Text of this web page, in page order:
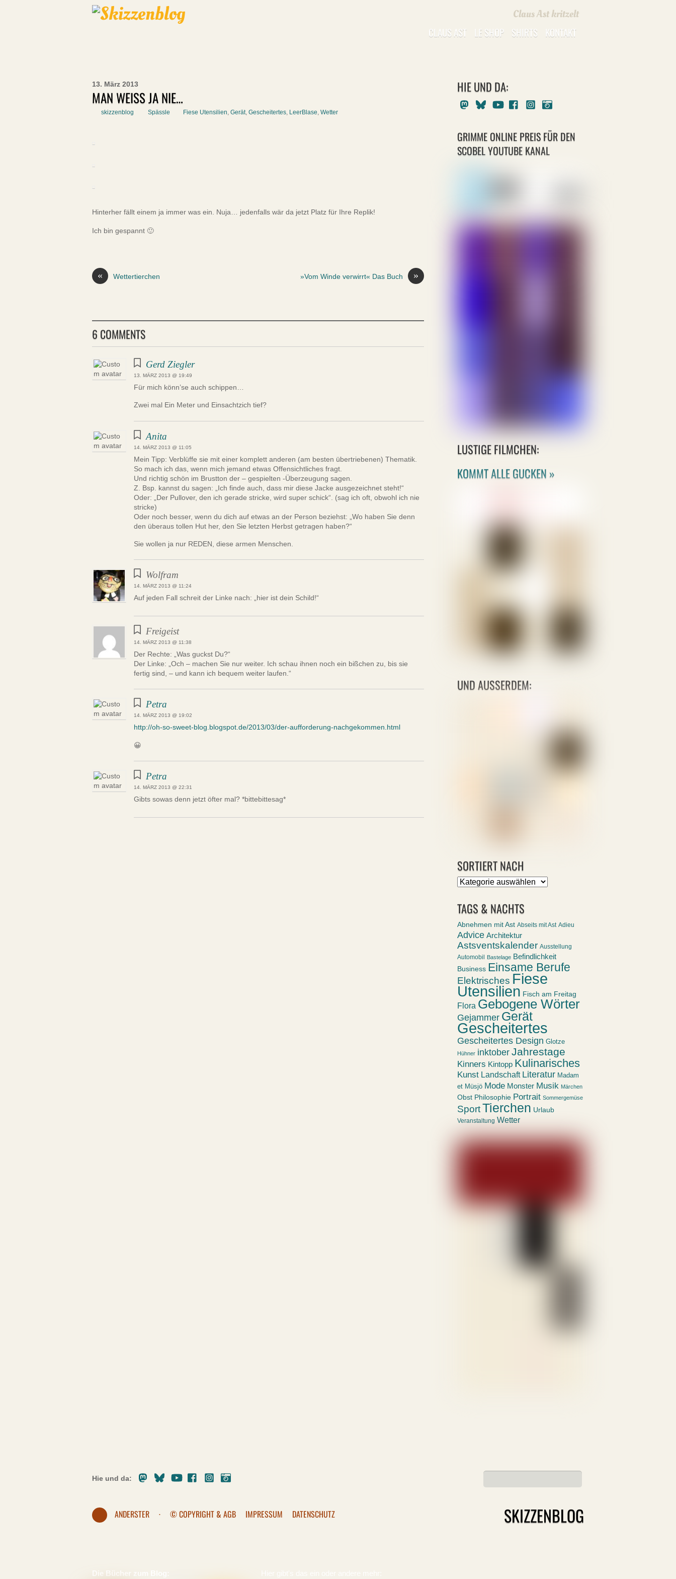
Claus Ast kritzelt
CLAUS AST LE SHOP SHIRTS KONTAKT
13. März 2013
MAN WEISS JA NIE…
skizzenblog Spässle Fiese Utensilien, Gerät, Gescheitertes, LeerBlase, Wetter
Hinterher fällt einem ja immer was ein. Nuja… jedenfalls wär da jetzt Platz für Ihre Replik!
Ich bin gespannt 🙂
« Wettertierchen »
»Vom Winde verwirrt« Das Buch
6 COMMENTS
Gerd Ziegler
13. MÄRZ 2013 @ 19:49
Für mich könn’se auch schippen…
Zwei mal Ein Meter und Einsachtzich tief?
Anita
14. MÄRZ 2013 @ 11:05
Mein Tipp: Verblüffe sie mit einer komplett anderen (am besten übertriebenen) Thematik.
So mach ich das, wenn mich jemand etwas Offensichtliches fragt.
Und richtig schön im Brustton der – gespielten -Überzeugung sagen.
Z. Bsp. kannst du sagen: „Ich finde auch, dass mir diese Jacke ausgezeichnet steht!“
Oder: „Der Pullover, den ich gerade stricke, wird super schick“. (sag ich oft, obwohl ich nie
stricke)
Oder noch besser, wenn du dich auf etwas an der Person beziehst: „Wo haben Sie denn
den überaus tollen Hut her, den Sie letzten Herbst getragen haben?“
Sie wollen ja nur REDEN, diese armen Menschen.
Wolfram
14. MÄRZ 2013 @ 11:24
Auf jeden Fall schreit der Linke nach: „hier ist dein Schild!“
Freigeist
14. MÄRZ 2013 @ 11:38
Der Rechte: „Was guckst Du?“
Der Linke: „Och – machen Sie nur weiter. Ich schau ihnen noch ein bißchen zu, bis sie
fertig sind, – und kann ich bequem weiter laufen.“
Petra
14. MÄRZ 2013 @ 19:02
http://oh-so-sweet-blog.blogspot.de/2013/03/der-aufforderung-nachgekommen.html
😀
Petra
14. MÄRZ 2013 @ 22:31
Gibts sowas denn jetzt öfter mal? *bittebittesag*
HIE UND DA:
MastodonBlueskyYoutubeFacebookInstagram
GRIMME ONLINE PREIS FÜR DEN
SCOBEL YOUTUBE KANAL
LUSTIGE FILMCHEN:
KOMMT ALLE GUCKEN »
UND AUSSERDEM:
SORTIERT NACH
Sortiert
TAGS & NACHTS
Abnehmen mit Ast Abseits mit Ast Adieu
Advice Architektur
Astsventskalender Ausstellung
Automobil Bastelage Befindlichkeit
Business Einsame Berufe
Elektrisches Fiese
Utensilien Fisch am Freitag
Flora Gebogene Wörter
Gejammer Gerät
Gescheitertes
Gescheitertes Design Glotze
Hühner inktober Jahrestage
Kinners Kintopp Kulinarisches
Kunst Landschaft Literatur Madam
et Müsjö Mode Monster Musik Märchen
Obst Philosophie Portrait Sommergemüse
SportTierchen Urlaub
Veranstaltung Wetter
Hie und da:
MastodonBlueskyYoutubeFacebookInstagram
ANDERSTER · © COPYRIGHT & AGB IMPRESSUM DATENSCHUTZ SKIZZENBLOG
Die Bücher zum Blog: